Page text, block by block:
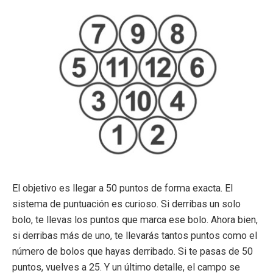
El objetivo es llegar a 50 puntos de forma exacta. El
sistema de puntuación es curioso. Si derribas un solo
bolo, te llevas los puntos que marca ese bolo. Ahora bien,
si derribas más de uno, te llevarás tantos puntos como el
número de bolos que hayas derribado. Si te pasas de 50
puntos, vuelves a 25. Y un último detalle, el campo se